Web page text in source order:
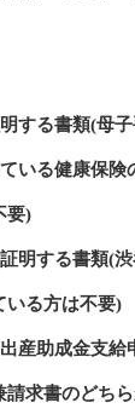
する書類(母
いる健康保険
要)
明する書類(
いる方は不要)
産助成金支給
請求書のどち